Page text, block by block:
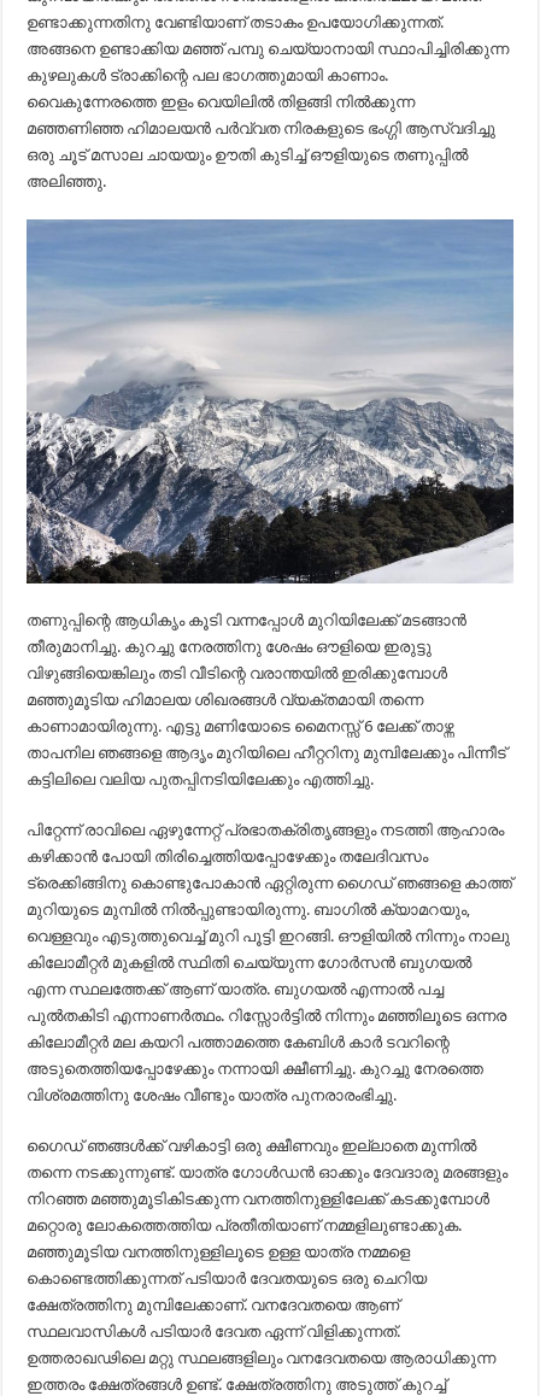
ഉണ്ടാക്കുന്നതിനു വേണ്ടിയാണ് തടാകം ഉപയോഗിക്കുന്നത്.
അങ്ങനെ ഉണ്ടാക്കിയ മഞ്ഞ് പമ്പു ചെയ്യാനായി സ്ഥാപിച്ചിരിക്കുന്ന
കുഴലുകൾ ട്രാക്കിന്റെ പല ഭാഗത്തുമായി കാണാം.
വൈകുന്നേരത്തെ ഇളം വെയിലിൽ തിളങ്ങി നിൽക്കുന്ന
മഞ്ഞണിഞ്ഞ ഹിമാലയൻ പർവ്വത നിരകളുടെ ഭംഗ്ഗി ആസ്വദിച്ചു
ഒരു ചൂട് മസാല ചായയും ഊതി കുടിച്ച് ഔളിയുടെ തണുപ്പിൽ
അലിഞ്ഞു.
തണുപ്പിന്റെ ആധികൃം കൂടി വന്നപ്പോൾ മുറിയിലേക്ക് മടങ്ങാൻ
തീരുമാനിച്ചു. കുറച്ചു നേരത്തിനു ശേഷം ഔളിയെ ഇരുട്ടു
വിഴുങ്ങിയെങ്കിലും തടി വീടിന്റെ വരാന്തയിൽ ഇരിക്കുമ്പോൾ
മഞ്ഞുമൂടിയ ഹിമാലയ ശിഖരങ്ങൾ വ്യക്തമായി തന്നെ
കാണാമായിരുന്നു. എട്ടു മണിയോടെ മൈനസ്സ് 6 ലേക്ക് താഴ്ന്ന
താപനില ഞങ്ങളെ ആദൃം മുറിയിലെ ഹീറ്ററിനു മുമ്പിലേക്കും പിന്നീട്
കട്ടിലിലെ വലിയ പുതപ്പിനടിയിലേക്കും എത്തിച്ചു.
പിറ്റേന്ന് രാവിലെ ഏഴുന്നേറ്റ് പ്രഭാതക്രിതൃങ്ങളും നടത്തി ആഹാരം
കഴിക്കാൻ പോയി തിരിച്ചെത്തിയപ്പോഴേക്കും തലേദിവസം
ട്രെക്കിങ്ങിനു കൊണ്ടുപോകാൻ ഏറ്റിരുന്ന ഗൈഡ് ഞങ്ങളെ കാത്ത്
മുറിയുടെ മുമ്പിൽ നിൽപ്പുണ്ടായിരുന്നു. ബാഗിൽ ക്യാമറയും,
വെള്ളവും എടുത്തുവെച്ച് മുറി പൂട്ടി ഇറങ്ങി. ഔളിയിൽ നിന്നും നാലു
കിലോമീറ്റർ മുകളിൽ സ്ഥിതി ചെയ്യുന്ന ഗോർസൻ ബുഗയൽ
എന്ന സ്ഥലത്തേക്ക് ആണ് യാത്ര. ബുഗയൽ എന്നാൽ പച്ച
പുൽതകിടി എന്നാണർത്ഥം. റിസ്സോർട്ടിൽ നിന്നും മഞ്ഞിലൂടെ ഒന്നര
കിലോമീറ്റർ മല കയറി പത്താമത്തെ കേബിൾ കാർ ടവറിന്റെ
അടുതെത്തിയപ്പോഴേക്കും നന്നായി ക്ഷീണിച്ചു. കുറച്ചു നേരത്തെ
വിശ്രമത്തിനു ശേഷം വീണ്ടും യാത്ര പുനരാരംഭിച്ചു.
ഗൈഡ് ഞങ്ങൾക്ക് വഴികാട്ടി ഒരു ക്ഷീണവും ഇല്ലാതെ മുന്നിൽ
തന്നെ നടക്കുന്നുണ്ട്. യാത്ര ഗോൾഡൻ ഓക്കും ദേവദാരു മരങ്ങളും
നിറഞ്ഞ മഞ്ഞുമൂടികിടക്കുന്ന വനത്തിനുള്ളിലേക്ക് കടക്കുമ്പോൾ
മറ്റൊരു ലോകത്തെത്തിയ പ്രതീതിയാണ് നമ്മളിലുണ്ടാക്കുക.
മഞ്ഞുമൂടിയ വനത്തിനുള്ളിലൂടെ ഉള്ള യാത്ര നമ്മളെ
കൊണ്ടെത്തിക്കുന്നത് പടിയാർ ദേവതയുടെ ഒരു ചെറിയ
ക്ഷേത്രത്തിനു മുമ്പിലേക്കാണ്. വനദേവതയെ ആണ്
സ്ഥലവാസികൾ പടിയാർ ദേവത ഏന്ന് വിളിക്കുന്നത്.
ഉത്തരാഖഢിലെ മറ്റു സ്ഥലങ്ങളിലും വനദേവതയെ ആരാധിക്കുന്ന
ഇത്തരം ക്ഷേത്രങ്ങൾ ഉണ്ട്. ക്ഷേത്രത്തിനു അടുത്ത് കുറച്ച്